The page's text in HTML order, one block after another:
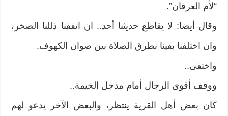
“لأم العرقان”.
وقال أيضا: لا يقاطع حديثنا أحد.. ان اتفقنا ذللنا الصخر،
وان اختلفنا بقينا نطرق الصلاة بين صوان الكهوف.
واختفى..
ووقف أقوى الرجال أمام مدخل الخيمة..
كان بعض أهل القرية ينتظر، والبعض الآخر يدعو لهم